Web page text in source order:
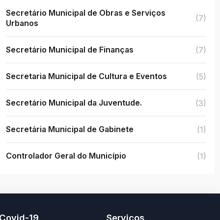
Secretário Municipal de Obras e Serviços
Urbanos
(7)
Secretário Municipal de Finanças (7)
Secretaria Municipal de Cultura e Eventos (5)
Secretário Municipal da Juventude. (3)
Secretária Municipal de Gabinete (1)
Controlador Geral do Município (1)
Covid-19 Serviços